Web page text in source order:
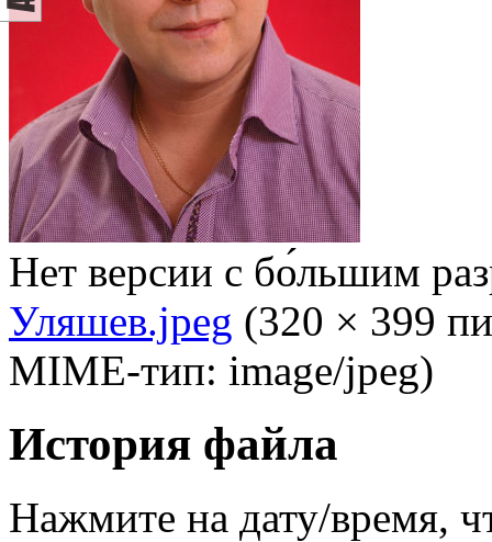
Нет версии с бо́льшим
Уляшев.jpeg (320 × 399
MIME-тип: image/jpeg)
История файла
Нажмите на дату/время,